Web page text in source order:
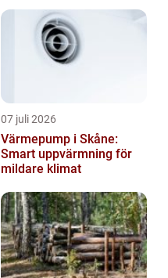
07 juli 2026
Värmepump i Skåne:
Smart uppvärmning för
mildare klimat